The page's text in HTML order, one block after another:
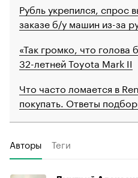
Рубль укрепился,
заказе б/у машин из-за
«Так громко, что голова
32-летней Toyota Mark II
Что часто ломается в
покупать. Ответы
Авторы Теги